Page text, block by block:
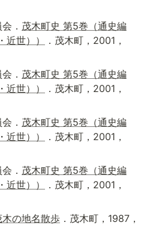
． 茂木町史 第5巻（通史編
近世））
．茂木町，2001，
． 茂木町史 第5巻（通史編
近世））
．茂木町，2001，
． 茂木町史 第5巻（通史編
近世））
．茂木町，2001，
． 茂木町史 第5巻（通史編
近世））
．茂木町，2001，
の地名散歩 ．茂木町，1987，